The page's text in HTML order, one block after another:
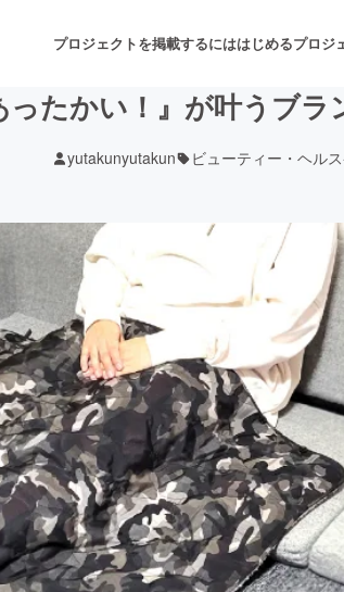
プロジェクトを掲載するにははじめるプロジ
音楽 舞
ゲーム・サービス開発 フ
書籍・雑誌出版 ア
チャレンジ ビ
CAMPFIRE for Social Good
たかい！』が叶うブラ
yutakunyutakun ビューティー・ヘル